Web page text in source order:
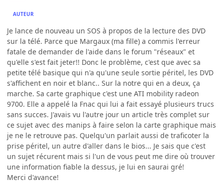
AUTEUR
Je lance de nouveau un SOS à propos de la lecture des DVD
sur la télé. Parce que Margaux (ma fille) a commis l'erreur
fatale de demander de l'aide dans le forum "réseaux" et
qu'elle s'est fait jeter!! Donc le problème, c'est que avec sa
petite télé basique qui n'a qu'une seule sortie péritel, les DVD
s'affichent en noir et blanc.. Sur la notre qui en a deux, ça
marche. Sa carte graphique c'est une ATI mobility radeon
9700. Elle a appelé la Fnac qui lui a fait essayé plusieurs trucs
sans succes. J'avais vu l'autre jour un article très complet sur
ce sujet avec des manips à faire selon la carte graphique mais
je ne le retrouve pas. Quelqu'un parlait aussi de traficoter la
prise péritel, un autre d'aller dans le bios... Je sais que c'est
un sujet récurent mais si l'un de vous peut me dire où trouver
une information fiable la dessus, je lui en saurai gré!
Merci d'avance!